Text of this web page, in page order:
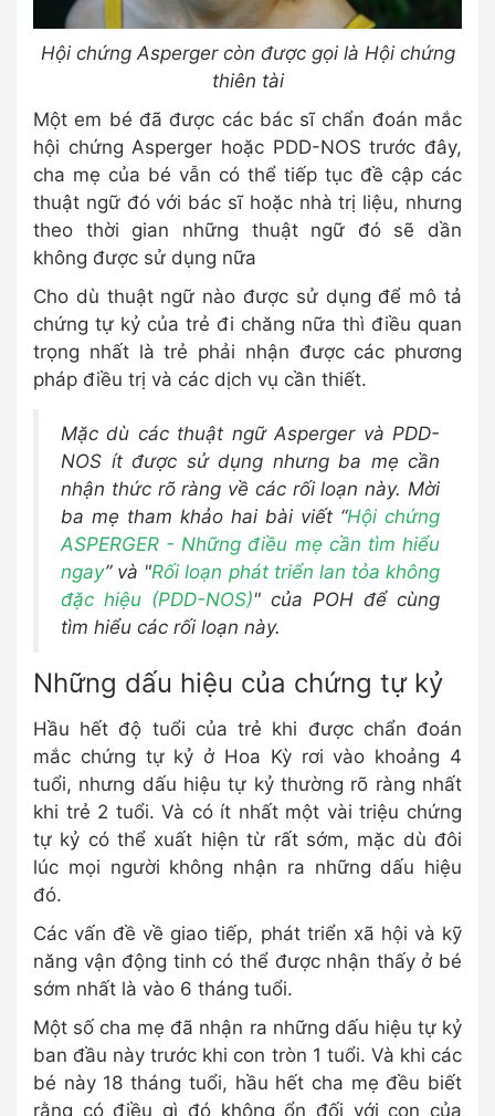
Hội chứng Asperger còn được gọi là Hội chứng
thiên tài
Một em bé đã được các bác sĩ chẩn đoán mắc
hội chứng Asperger hoặc PDD-NOS trước đây,
cha mẹ của bé vẫn có thể tiếp tục đề cập các
thuật ngữ đó với bác sĩ hoặc nhà trị liệu, nhưng
theo thời gian những thuật ngữ đó sẽ dần
không được sử dụng nữa
Cho dù thuật ngữ nào được sử dụng để mô tả
chứng tự kỷ của trẻ đi chăng nữa thì điều quan
trọng nhất là trẻ phải nhận được các phương
pháp điều trị và các dịch vụ cần thiết.
Mặc dù các thuật ngữ Asperger và PDD-
NOS ít được sử dụng nhưng ba mẹ cần
nhận thức rõ ràng về các rối loạn này. Mời
ba mẹ tham khảo hai bài viết “Hội chứng
ASPERGER - Những điều mẹ cần tìm hiểu
ngay” và "Rối loạn phát triển lan tỏa không
đặc hiệu (PDD-NOS)" của POH để cùng
tìm hiểu các rối loạn này.
Những dấu hiệu của chứng tự kỷ
Hầu hết độ tuổi của trẻ khi được chẩn đoán
mắc chứng tự kỷ ở Hoa Kỳ rơi vào khoảng 4
tuổi, nhưng dấu hiệu tự kỷ thường rõ ràng nhất
khi trẻ 2 tuổi. Và có ít nhất một vài triệu chứng
tự kỷ có thể xuất hiện từ rất sớm, mặc dù đôi
lúc mọi người không nhận ra những dấu hiệu
đó.
Các vấn đề về giao tiếp, phát triển xã hội và kỹ
năng vận động tinh có thể được nhận thấy ở bé
sớm nhất là vào 6 tháng tuổi.
Một số cha mẹ đã nhận ra những dấu hiệu tự kỷ
ban đầu này trước khi con tròn 1 tuổi. Và khi các
bé này 18 tháng tuổi, hầu hết cha mẹ đều biết
rằng có điều gì đó không ổn đối với con của